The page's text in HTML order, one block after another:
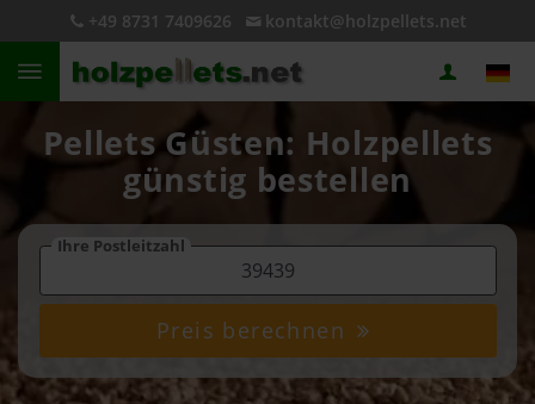
+49 8731 7409626 kontakt@holzpellets.net
Pellets Güsten: Holzpellets
günstig bestellen
Ihre Postleitzahl
Preis berechnen